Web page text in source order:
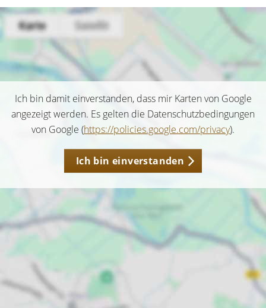
Ich bin damit einverstanden, dass mir Karten von Google
angezeigt werden. Es gelten die Datenschutzbedingungen
von Google (https://policies.google.com/privacy).
Ich bin einverstanden